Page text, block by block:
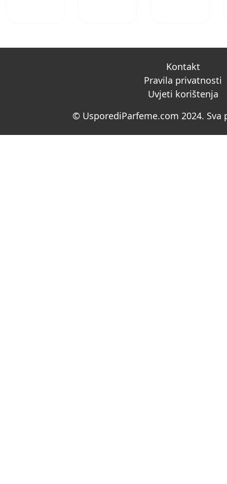
Kontakt
Pravila privatnosti
Uvjeti korištenja
© UsporediParfeme.com 2024. Sva